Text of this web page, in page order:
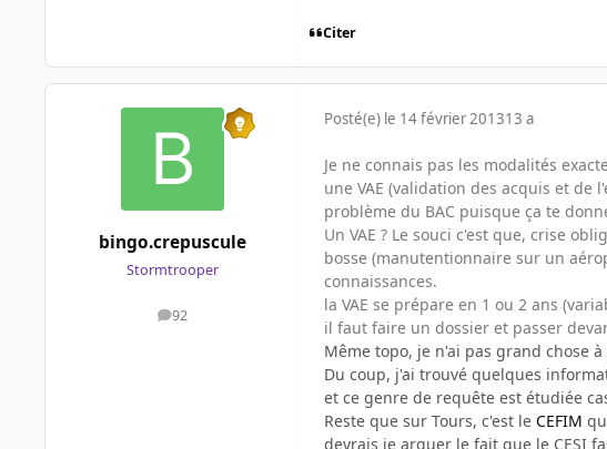
Citer
bingo.crepuscule
Stormtrooper
92
messages
Posté(e) le 14 février 201313 a
Je ne connais pas les modalités
une VAE (validation des acquis et
problème du BAC puisque ça te
Un VAE ? Le souci c'est que, crise
bosse (manutentionnaire sur un
connaissances.
la VAE se prépare en 1 ou 2 ans
il faut faire un dossier et passer
Même topo, je n'ai pas grand chose
Du coup, j'ai trouvé quelques
et ce genre de requête est étudiée
Reste que sur Tours, c'est le CEFIM
devrais je arguer le fait que le CESI